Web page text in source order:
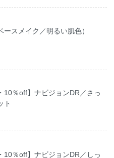
ースメイク／明るい肌色）
10％off】ナビジョンDR／さっ
ト
10％off】ナビジョンDR／しっ